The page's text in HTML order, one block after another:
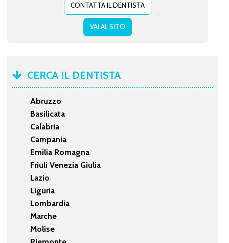
CONTATTA IL DENTISTA
VAI AL SITO
CERCA IL DENTISTA
Abruzzo
Basilicata
Calabria
Campania
Emilia Romagna
Friuli Venezia Giulia
Lazio
Liguria
Lombardia
Marche
Molise